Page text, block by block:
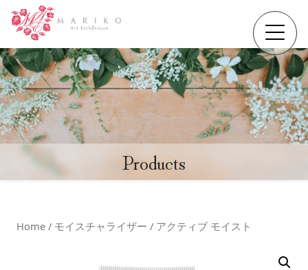
Products
Home / モイスチャライザー / アクティブ モイスト